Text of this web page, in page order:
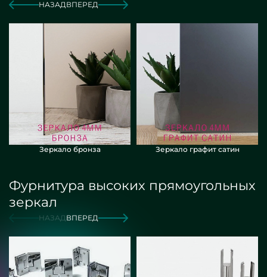
НАЗАДВПЕРЕД
Зеркало бронза Зеркало графит сатин
Фурнитура высоких прямоугольных
зеркал
НАЗАДВПЕРЕД